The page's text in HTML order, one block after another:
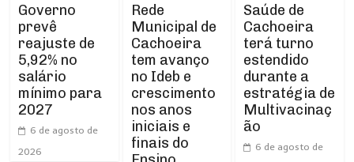
Governo
prevê
reajuste de
5,92% no
salário
mínimo para
2027
6 de agosto de
2026
Rede
Municipal de
Cachoeira
tem avanço
no Ideb e
crescimento
nos anos
iniciais e
finais do
Saúde de
Cachoeira
terá turno
estendido
durante a
estratégia de
Multivacinaç
ão
6 de agosto de